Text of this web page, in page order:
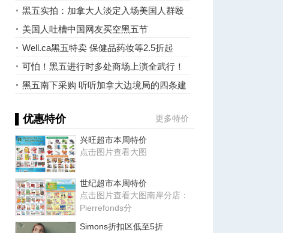
了解
黑五实拍：加拿大人淡定入场美国人群殴
疯抢
美国人吐槽中国网友买空黑五节
Well.ca黑五特卖 保健品药妆等2.5折起
可怕！黑五进行时多处商场上演全武行！
（视频）
黑五南下采购 听听加拿大边境局的四条建
▌优惠特价 更多特价
兴旺超市本周特价
点击图片查看大图
世纪超市本周特价
点击图片查看大图南岸分店：
Pierrefonds分
Simons折扣区低至5折